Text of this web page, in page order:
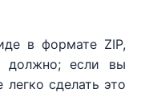
в формате ZIP,
должно; если вы
сделать это